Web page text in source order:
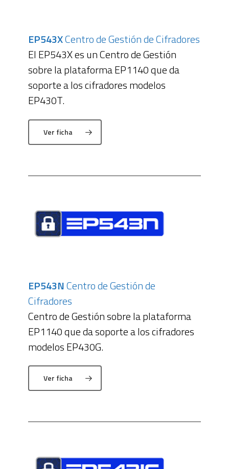
EP543XCentro de Gestión de Cifradores
El EP543X es un Centro de Gestión
sobre la plataforma EP1140 que da
soporte a los cifradores modelos
EP430T.
Ver ficha
EP543NCentro de Gestión de
Cifradores
Centro de Gestión sobre la plataforma
EP1140 que da soporte a los cifradores
modelos EP430G.
Ver ficha